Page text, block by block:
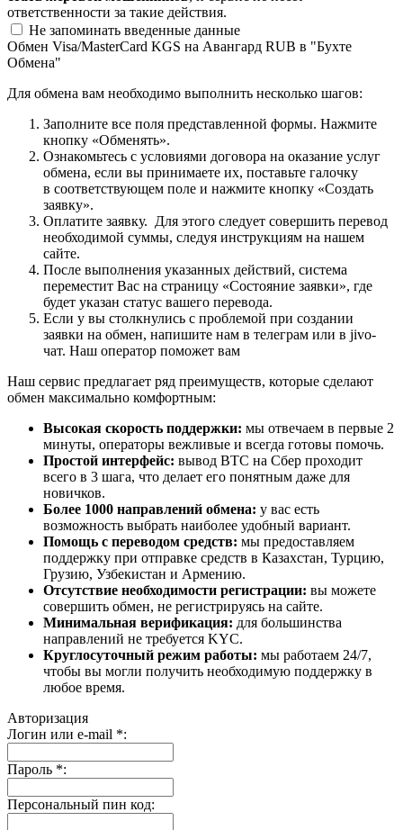
ответственности за такие действия.
Не запоминать введенные данные
Обмен Visa/MasterCard KGS на Авангард RUB в "Бухте
Обмена"
Для обмена вам необходимо выполнить несколько шагов:
Заполните все поля представленной формы. Нажмите
кнопку «Обменять».
Ознакомьтесь с условиями договора на оказание услуг
обмена, если вы принимаете их, поставьте галочку
в соответствующем поле и нажмите кнопку «Создать
заявку».
Оплатите заявку. Для этого следует совершить перевод
необходимой суммы, следуя инструкциям на нашем
сайте.
После выполнения указанных действий, система
переместит Вас на страницу «Состояние заявки», где
будет указан статус вашего перевода.
Если у вы столкнулись с проблемой при создании
заявки на обмен, напишите нам в телеграм или в jivo-
чат. Наш оператор поможет вам
Наш сервис предлагает ряд преимуществ, которые сделают
обмен максимально комфортным:
Высокая скорость поддержки: мы отвечаем в первые 2
минуты, операторы вежливые и всегда готовы помочь.
Простой интерфейс: вывод BTC на Сбер проходит
всего в 3 шага, что делает его понятным даже для
новичков.
Более 1000 направлений обмена: у вас есть
возможность выбрать наиболее удобный вариант.
Помощь с переводом средств: мы предоставляем
поддержку при отправке средств в Казахстан, Турцию,
Грузию, Узбекистан и Армению.
Отсутствие необходимости регистрации: вы можете
совершить обмен, не регистрируясь на сайте.
Минимальная верификация: для большинства
направлений не требуется KYC.
Круглосуточный режим работы: мы работаем 24/7,
чтобы вы могли получить необходимую поддержку в
любое время.
Авторизация
Логин или e-mail *:
Пароль *:
Персональный пин код: